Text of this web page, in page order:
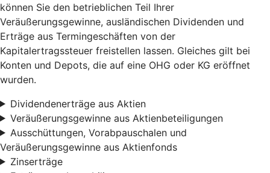
können Sie den betrieblichen Teil Ihrer
Veräußerungsgewinne, ausländischen Dividenden und
Erträge aus Termingeschäften von der
Kapitalertragssteuer freistellen lassen. Gleiches gilt bei
Konten und Depots, die auf eine OHG oder KG eröffnet
wurden.
Dividendenerträge aus Aktien
Veräußerungsgewinne aus Aktienbeteiligungen
Ausschüttungen, Vorabpauschalen und
Veräußerungsgewinne aus Aktienfonds
Zinserträge